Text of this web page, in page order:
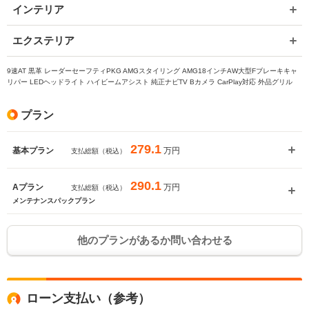
インテリア
エクステリア
9速AT 黒革 レーダーセーフティPKG AMGスタイリング AMG18インチAW大型Fブレーキキャ
リパー LEDヘッドライト ハイビームアシスト 純正ナビTV Bカメラ CarPlay対応 外品グリル
プラン
基本プラン 支払総額（税込） 279.1 万円
Aプラン 支払総額（税込） 290.1 万円
メンテナンスパックプラン
他のプランがあるか問い合わせる
ローン支払い（参考）